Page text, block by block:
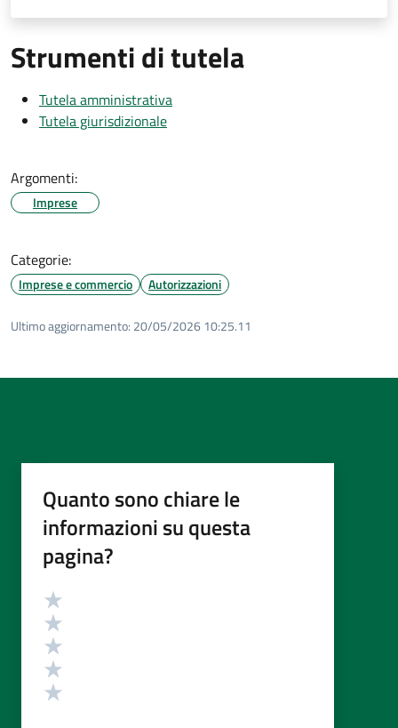
Strumenti di tutela
Tutela amministrativa
Tutela giurisdizionale
Argomenti:
Imprese
Categorie:
Imprese e commercio Autorizzazioni
Ultimo aggiornamento: 20/05/2026 10:25.11
Quanto sono chiare le
informazioni su questa
pagina?
Valutazione